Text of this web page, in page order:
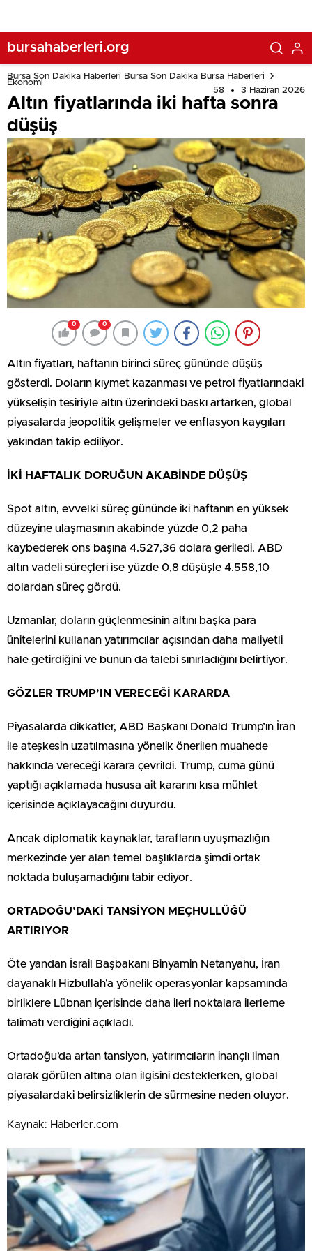
bursahaberleri.org
Bursa Son Dakika Haberleri Bursa Son Dakika Bursa Haberleri
Ekonomi
58
3 Haziran 2026
Altın fiyatlarında iki hafta sonra
düşüş
0 0
Altın fiyatları, haftanın birinci süreç gününde düşüş
gösterdi. Doların kıymet kazanması ve petrol fiyatlarındaki
yükselişin tesiriyle altın üzerindeki baskı artarken, global
piyasalarda jeopolitik gelişmeler ve enflasyon kaygıları
yakından takip ediliyor.
İKİ HAFTALIK DORUĞUN AKABİNDE DÜŞÜŞ
Spot altın, evvelki süreç gününde iki haftanın en yüksek
düzeyine ulaşmasının akabinde yüzde 0,2 paha
kaybederek ons başına 4.527,36 dolara geriledi. ABD
altın vadeli süreçleri ise yüzde 0,8 düşüşle 4.558,10
dolardan süreç gördü.
Uzmanlar, doların güçlenmesinin altını başka para
ünitelerini kullanan yatırımcılar açısından daha maliyetli
hale getirdiğini ve bunun da talebi sınırladığını belirtiyor.
GÖZLER TRUMP’IN VERECEĞİ KARARDA
Piyasalarda dikkatler, ABD Başkanı Donald Trump’ın İran
ile ateşkesin uzatılmasına yönelik önerilen muahede
hakkında vereceği karara çevrildi. Trump, cuma günü
yaptığı açıklamada hususa ait kararını kısa mühlet
içerisinde açıklayacağını duyurdu.
Ancak diplomatik kaynaklar, tarafların uyuşmazlığın
merkezinde yer alan temel başlıklarda şimdi ortak
noktada buluşamadığını tabir ediyor.
ORTADOĞU’DAKİ TANSİYON MEÇHULLÜĞÜ
ARTIRIYOR
Öte yandan İsrail Başbakanı Binyamin Netanyahu, İran
dayanaklı Hizbullah’a yönelik operasyonlar kapsamında
birliklere Lübnan içerisinde daha ileri noktalara ilerleme
talimatı verdiğini açıkladı.
Ortadoğu’da artan tansiyon, yatırımcıların inançlı liman
olarak görülen altına olan ilgisini desteklerken, global
piyasalardaki belirsizliklerin de sürmesine neden oluyor.
Kaynak: Haberler.com